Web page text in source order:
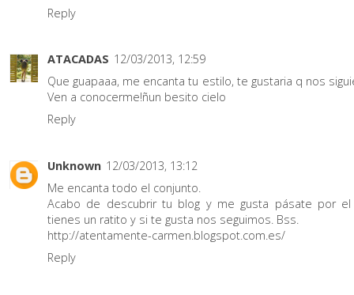
Reply
ATACADAS 12/03/2013, 12:59
Que guapaaa, me encanta tu estilo, te gustaria q nos
Ven a conocerme!ñun besito cielo
Reply
Unknown 12/03/2013, 13:12
Me encanta todo el conjunto.
Acabo de descubrir tu blog y me gusta pásate por
tienes un ratito y si te gusta nos seguimos. Bss.
http://atentamente-carmen.blogspot.com.es/
Reply